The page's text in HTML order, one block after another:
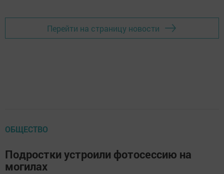
Перейти на страницу новости
ОБЩЕСТВО
Подростки устроили фотосессию на
могилах